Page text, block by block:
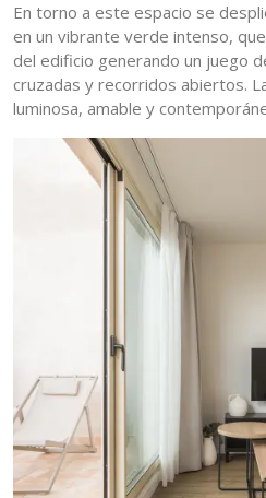
En torno a este espacio se
en un vibrante verde intenso,
del edificio generando un juego
cruzadas y recorridos abiertos.
luminosa, amable y